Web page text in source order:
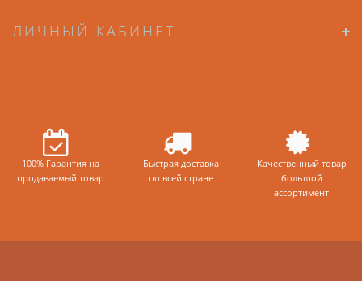
ЛИЧНЫЙ КАБИНЕТ
100% Гарантия на
продаваемый товар
Быстрая доставка
по всей стране
Качественный товар
большой
ассортимент